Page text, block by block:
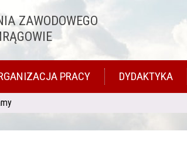
ZAWODOWEGO
PRACY DYDAKTYKA